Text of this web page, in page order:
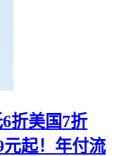
折美国7折
起！年付流